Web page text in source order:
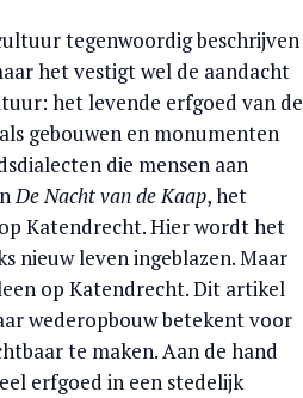
tegenwoordig beschrijven
het vestigt wel de aandacht
het levende erfgoed van de
gebouwen en monumenten
die mensen aan
De Nacht van de Kaap, het
Katendrecht. Hier wordt het
nieuw leven ingeblazen. Maar
op Katendrecht. Dit artikel
wederopbouw betekent voor
te maken. Aan de hand
erfgoed in een stedelijk